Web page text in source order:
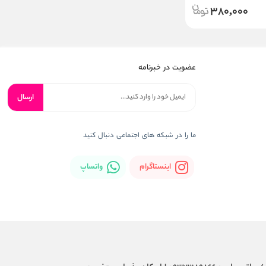
380,000
عضویت در خبرنامه
ارسال
ما را در شبکه های اجتماعی دنبال کنید
اینستاگرام واتساپ